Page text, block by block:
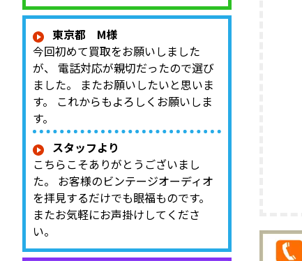
東京都 M様
今回初めて買取をお願いしました
が、 電話対応が親切だったので選び
ました。 またお願いしたいと思いま
す。 これからもよろしくお願いしま
す。
スタッフより
こちらこそありがとうございまし
た。 お客様のビンテージオーディオ
を拝見するだけでも眼福ものです。
またお気軽にお声掛けしてくださ
い。